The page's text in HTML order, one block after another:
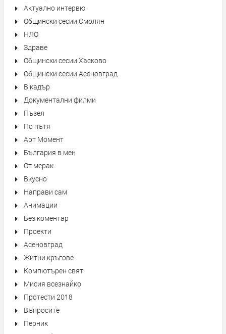
Актуално интервю
Общински сесии Смолян
НЛО
Здраве
Общински сесии Хасково
Общински сесии Асеновград
В кадър
Документални филми
Пъзел
По пътя
Арт Момент
България в мен
От мерак
Вкусно
Направи сам
Анимации
Без коментар
Проекти
Асеновград
Житни кръгове
Компютърен свят
Мисия всезнайко
Протести 2018
Въпросите
Перник